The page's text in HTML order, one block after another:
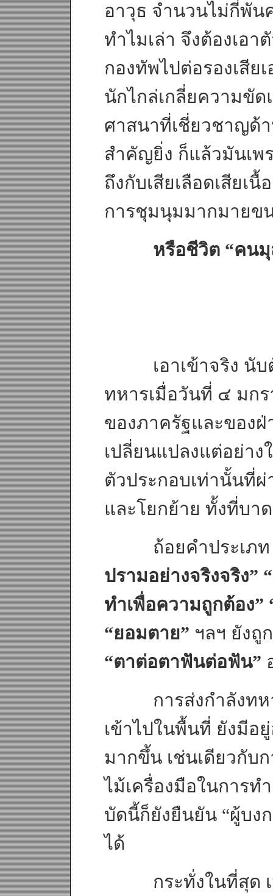
อาวุธ จำนวนไม่กี่พั
ทำไมเล่า จึงต้องเอ
กองทัพไปต่อรองเสีย
นักไกล่เกลี่ยความขั
ศาสนาที่เชี่ยวชาญด้
สำคัญยิ่ง ก็แล้วมันเพ
ถึงกับเสียเลือดเสียเ
การชุมนุมมากมายข
หรือชีวิต “คนมุส
เอาเข้าจริง นับตั้
ทหารเมื่อวันที่ ๔ มก
ของภาครัฐและของ
เปลี่ยนแปลงแต่อย่าง
ตัวประกอบเท่านั้นที่
และโยกย้าย ทั้งที่บา
ถ้อยคำประเภ
ปรามอย่างจริงจริง”
ทำเพื่อความถูกต้อง”
“ยอมตาย” ฯลฯ ยังถู
“ตาต่อตาฟันต่อฟัน”
การส่งกำลังทหา
เข้าไปในพื้นที่ ยังมีอ
มากขึ้น เช่นเดียวกับ
ไม้เครื่องมือในการท
บัดนี้ก็ยังยืนยัน “ผู้บง
ได้
กระทั่งในที่สุด เมื่